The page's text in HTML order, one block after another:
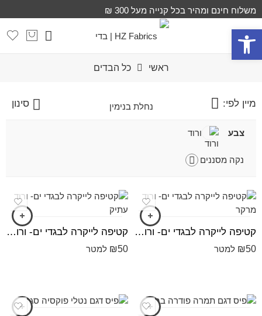
פתח סרגל נגישות
משלוח חינם ומהיר בכל קנייה מעל 300 ₪
ראשי כל הבדים
סינון מיין לפי:
צבע ורוד
נקה מסננים
קטיפה לייקרה לבגדי ים- ורוד מרקר
₪50 למטר
קטיפה לייקרה לבגדי ים- ורוד עתיק
₪50 למטר